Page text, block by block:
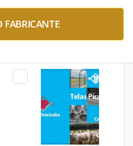
FABRICANTE